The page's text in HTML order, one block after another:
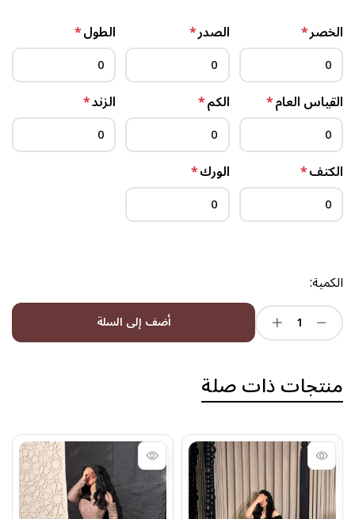
الخصر* الصدر* الطول*
القياس العام* الكم* الزند*
الكتف* الورك*
الكمية:
أضف إلى السلة
منتجات ذات صلة